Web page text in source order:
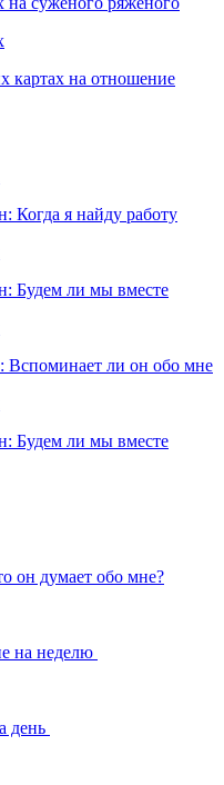
картах на отношение
Когда я найду работу
Будем ли мы вместе
Вспоминает ли он обо мне
Будем ли мы вместе
он думает обо мне?
на неделю
день